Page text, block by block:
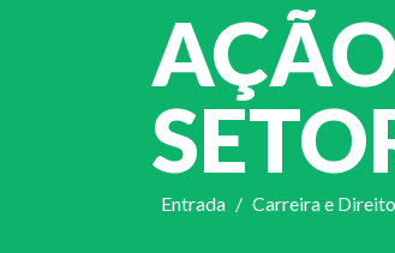
Entrada Carreira e